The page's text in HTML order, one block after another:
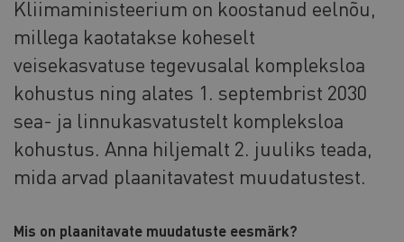
Kliimaministeerium on koostanud eelnõu,
millega kaotatakse koheselt
veisekasvatuse tegevusalal kompleksloa
kohustus ning alates 1. septembrist 2030
sea- ja linnukasvatustelt kompleksloa
kohustus. Anna hiljemalt 2. juuliks teada,
mida arvad plaanitavatest muudatustest.
Mis on plaanitavate muudatuste eesmärk?